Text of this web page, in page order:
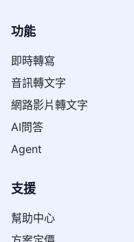
功能
即時轉寫
音訊轉文字
網路影片轉文字
AI問答
Agent
支援
幫助中心